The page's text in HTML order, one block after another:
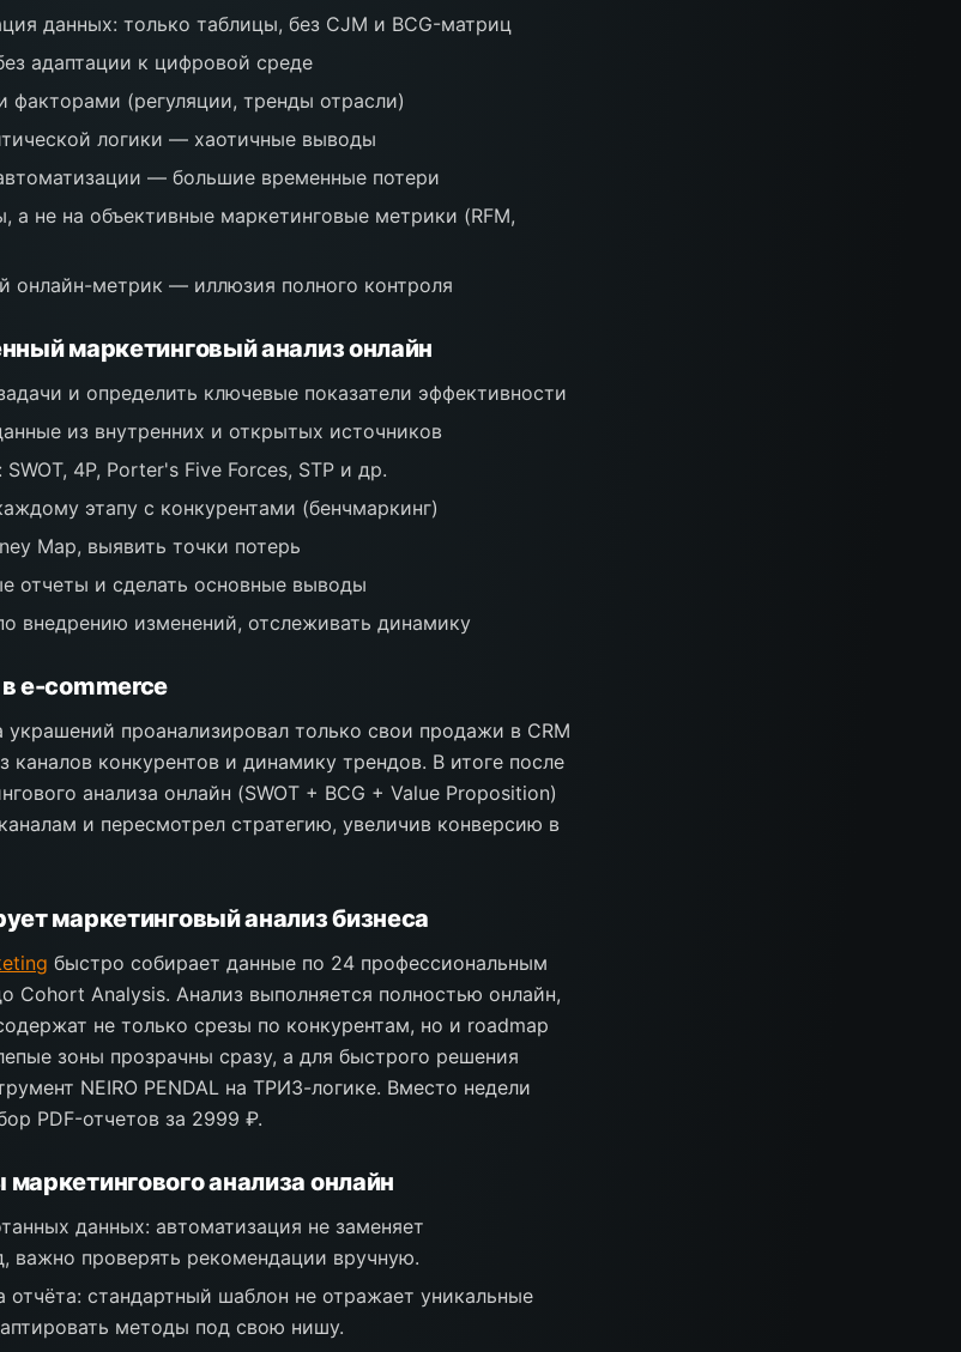
данных: только таблицы, без CJM и BCG-матриц
адаптации к цифровой среде
(регуляции, тренды отрасли)
логики — хаотичные выводы
— большие временные потери
а не на объективные маркетинговые метрики (RFM,
онлайн-метрик — иллюзия полного контроля
маркетинговый анализ онлайн
и определить ключевые показатели эффективности
из внутренних и открытых источников
4P, Porter's Five Forces, STP и др.
этапу с конкурентами (бенчмаркинг)
Map, выявить точки потерь
отчеты и сделать основные выводы
внедрению изменений, отслеживать динамику
e-commerce
украшений проанализировал только свои продажи в CRM
каналов конкурентов и динамику трендов. В итоге после
анализа онлайн (SWOT + BCG + Value Proposition)
и пересмотрел стратегию, увеличив конверсию в
маркетинговый анализ бизнеса
быстро собирает данные по 24 профессиональным
Cohort Analysis. Анализ выполняется полностью онлайн,
не только срезы по конкурентам, но и roadmap
зоны прозрачны сразу, а для быстрого решения
NEIRO PENDAL на ТРИЗ-логике. Вместо недели
PDF-отчетов за 2999 ₽.
анализа онлайн
данных: автоматизация не заменяет
важно проверять рекомендации вручную.
отчёта: стандартный шаблон не отражает уникальные
методы под свою нишу.